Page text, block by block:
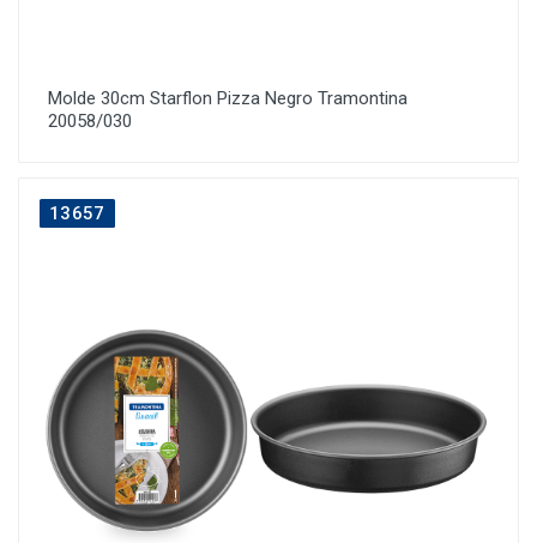
Molde 30cm Starflon Pizza Negro Tramontina
20058/030
13657